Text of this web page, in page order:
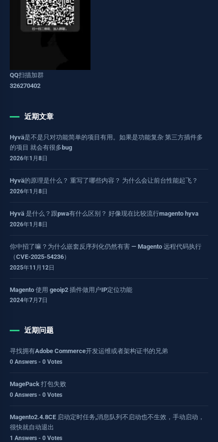
QQ扫描加群
326270402
近期文章
Hyvä是不是只对功能简单的项目有用。如果是功能复杂 第三方插件多
的项目 就会有很多bug
2026年1月8日
Hyvä的原理是什么？ 重写了哪些内容？ 为什么会让前台性能起飞？
2026年1月8日
Hyvä 是什么？跟pwa有什么区别？ 好像现在比较流行magento hyva
2026年1月8日
你中招了嘛？为什么嵌套反序列化仍然有害 — Magento 远程代码执行
（CVE-2025-54236）
2025年11月12日
Magento 使用 geoip2 插件做用户IP定位功能
2024年7月7日
近期问题
寻找拥有Adobe Commerce开发运维或者架构证书的兄弟
0 Answers - 0 Votes
MagePack 打包失败
0 Answers - 0 Votes
Magento2.4.8CE 启动定时任务,消息队列不启动也不生效，手动启动，
很快就自动退出
1 Answers - 0 Votes